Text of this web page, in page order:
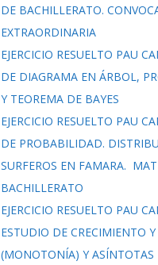
DE BACHILLERATO.
EXTRAORDINARIA
EJERCICIO RESUELTO PAU
DE DIAGRAMA EN ÁRBOL,
Y TEOREMA DE BAYES
EJERCICIO RESUELTO PAU
DE PROBABILIDAD.
SURFEROS EN FAMARA.
BACHILLERATO
EJERCICIO RESUELTO PAU
ESTUDIO DE CRECIMIENTO
(MONOTONÍA) Y ASÍNTOTAS